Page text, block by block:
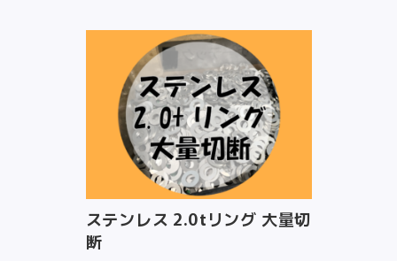
ステンレス 2.0tリング 大量切
断